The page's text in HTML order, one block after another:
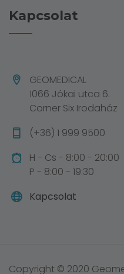
Kapcsolat
GEOMEDICAL
1066 Jókai utca 6.
Corner Six Irodaház
(+36) 1 999 9500
H - Cs - 8:00 - 20:00
P - 8:00 - 19:30
Kapcsolat
Copyright © 2020